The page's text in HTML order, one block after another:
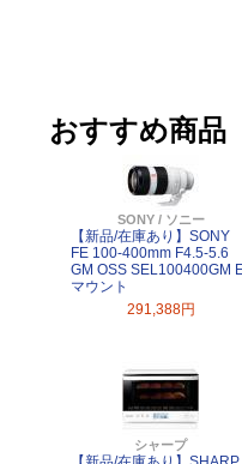
おすすめ商品
SONY / ソニー
【新品/在庫あり】SONY
FE 100-400mm F4.5-5.6
GM OSS SEL100400GM
マウント
291,388円
シャープ